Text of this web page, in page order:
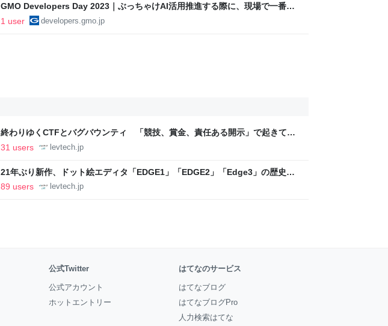
GMO Developers Day 2023｜ぶっちゃけAI活用推進する際に、現場で一番困
ることってなによ / 開発者向けブログ・イベント | GMO Developers
1 user developers.gmo.jp
終わりゆくCTFとバグバウンティ 「競技、賞金、責任ある開示」で起きてい
ること【フォーカス】 - レバテックLAB
31 users levtech.jp
21年ぶり新作、ドット絵エディタ「EDGE1」「EDGE2」「Edge3」の歴史に
ついて作者に聞く【フォーカス】 - レバテックLAB
89 users levtech.jp
公式Twitter
公式アカウント
ホットエントリー
はてなのサービス
はてなブログ
はてなブログPro
人力検索はてな